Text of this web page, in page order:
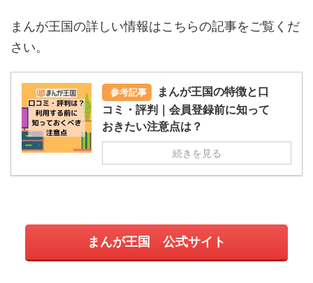
まんが王国の詳しい情報はこちらの記事をご覧くだ
さい。
参考記事
まんが王国の特徴と口
コミ・評判｜会員登録前に知って
おきたい注意点は？
続きを見る
まんが王国 公式サイト